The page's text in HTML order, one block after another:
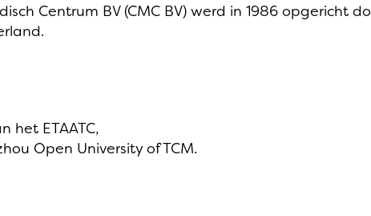
Centrum BV (CMC BV) werd in 1986 opgericht
het ETAATC,
Open University of TCM.